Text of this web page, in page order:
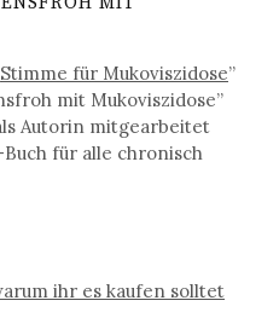
Stimme für Mukoviszidose”
mit Mukoviszidose”
Autorin mitgearbeitet
für alle chronisch
ihr es kaufen solltet